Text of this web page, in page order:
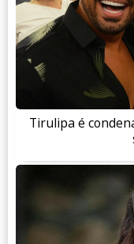
Tirulipa é